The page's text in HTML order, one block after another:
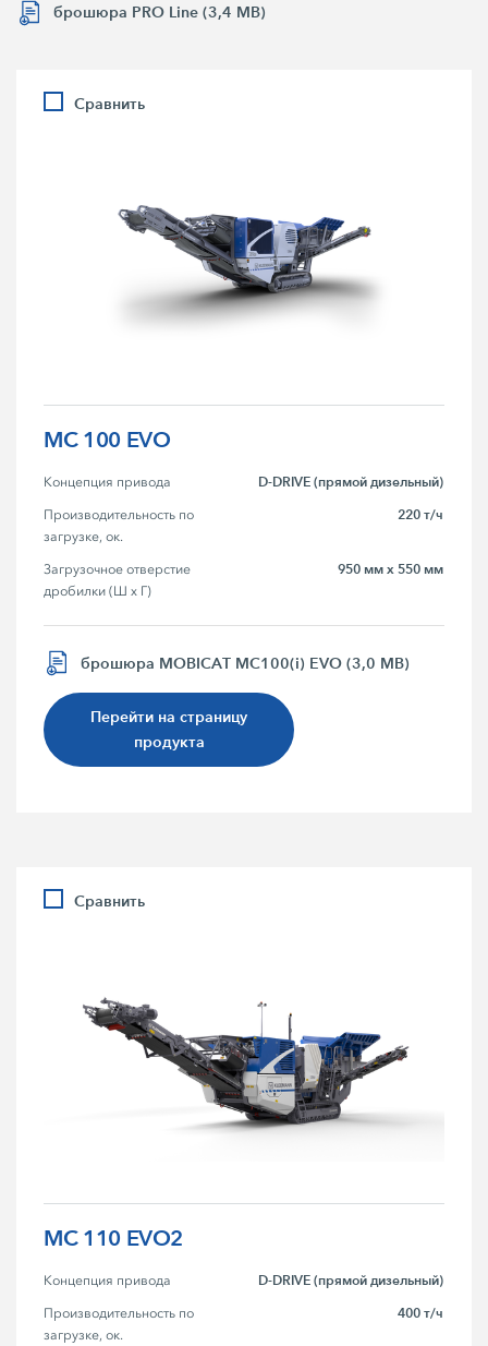
брошюра PRO Line (3,4 MB)
Сравнить
MC 100 EVO
Концепция привода D-DRIVE (прямой дизельный)
Производительность по
загрузке, ок.
220 т/ч
Загрузочное отверстие
дробилки (Ш x Г)
950 мм x 550 мм
брошюра MOBICAT MC100(i) EVO (3,0 MB)
Перейти на страницу
продукта
Сравнить
MC 110 EVO2
Концепция привода D-DRIVE (прямой дизельный)
Производительность по
загрузке, ок.
400 т/ч